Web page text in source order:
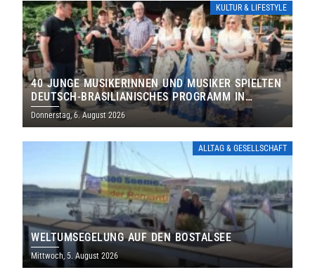
KULTUR & LIFESTYLE
40 JUNGE MUSIKERINNEN UND MUSIKER SPIELTEN
DEUTSCH-BRASILIANISCHES PROGRAMM IN
THOLEY
Donnerstag, 6. August 2026
ALLTAG & GESELLSCHAFT
WELTUMSEGELUNG AUF DEN BOSTALSEE
Mittwoch, 5. August 2026